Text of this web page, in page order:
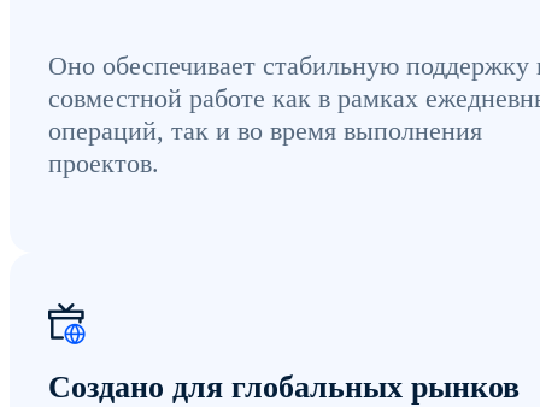
Оно обеспечивает стабильную поддержку
совместной работе как в рамках
операций, так и во время выполнения
проектов.
Создано для глобальных рынков